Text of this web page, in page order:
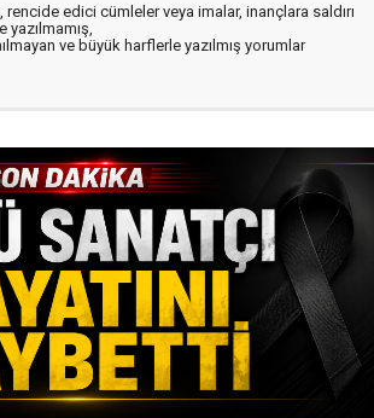
rencide edici cümleler veya imalar, inançlara saldırı
yazılmamış,
ve büyük harflerle yazılmış yorumlar